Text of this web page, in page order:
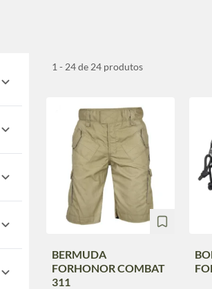
1 - 24 de 24 produtos
BERMUDA
FORHONOR COMBAT
311